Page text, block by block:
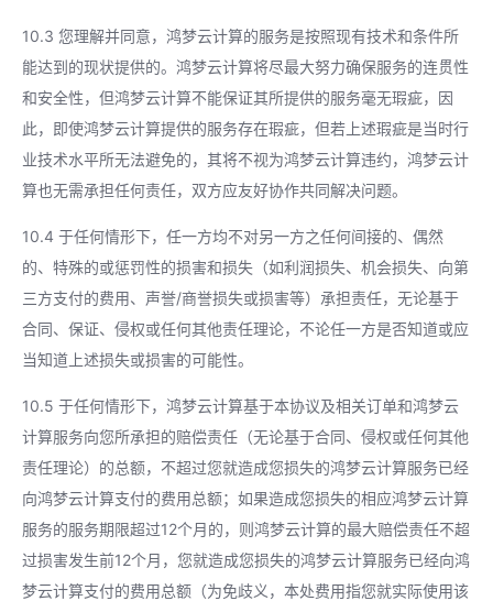
10.3 您理解并同意，鸿梦云计算的服务是按照现有技术和条件所
能达到的现状提供的。鸿梦云计算将尽最大努力确保服务的连贯性
和安全性，但鸿梦云计算不能保证其所提供的服务毫无瑕疵，因
此，即使鸿梦云计算提供的服务存在瑕疵，但若上述瑕疵是当时行
业技术水平所无法避免的，其将不视为鸿梦云计算违约，鸿梦云计
算也无需承担任何责任，双方应友好协作共同解决问题。
10.4 于任何情形下，任一方均不对另一方之任何间接的、偶然
的、特殊的或惩罚性的损害和损失（如利润损失、机会损失、向第
三方支付的费用、声誉/商誉损失或损害等）承担责任，无论基于
合同、保证、侵权或任何其他责任理论，不论任一方是否知道或应
当知道上述损失或损害的可能性。
10.5 于任何情形下，鸿梦云计算基于本协议及相关订单和鸿梦云
计算服务向您所承担的赔偿责任（无论基于合同、侵权或任何其他
责任理论）的总额，不超过您就造成您损失的鸿梦云计算服务已经
向鸿梦云计算支付的费用总额；如果造成您损失的相应鸿梦云计算
服务的服务期限超过12个月的，则鸿梦云计算的最大赔偿责任不超
过损害发生前12个月，您就造成您损失的鸿梦云计算服务已经向鸿
梦云计算支付的费用总额（为免歧义，本处费用指您就实际使用该